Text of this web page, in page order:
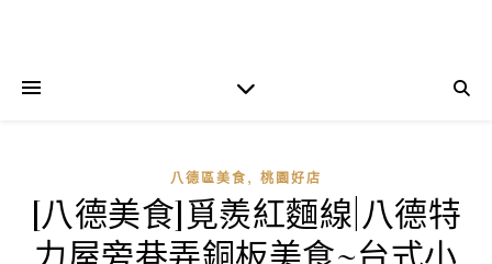
八德區美食 , 桃園好店
[八德美食]覓羨紅麵線|八德特
力屋旁巷弄銅板美食~台式小